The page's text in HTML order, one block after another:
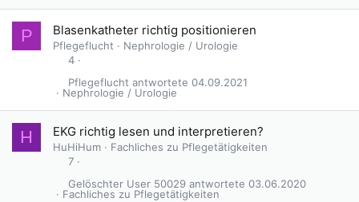
P Blasenkatheter richtig positionieren
Pflegeflucht
Nephrologie / Urologie
4
Nephrologie / Urologie
04.09.2021
Pflegeflucht
H EKG richtig lesen und interpretieren?
HuHiHum
Fachliches zu Pflegetätigkeiten
7
Fachliches zu Pflegetätigkeiten
03.06.2020
Gelöschter User 50029